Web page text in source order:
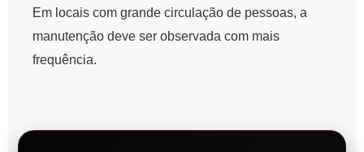
Em locais com grande circulação de pessoas, a
manutenção deve ser observada com mais
frequência.